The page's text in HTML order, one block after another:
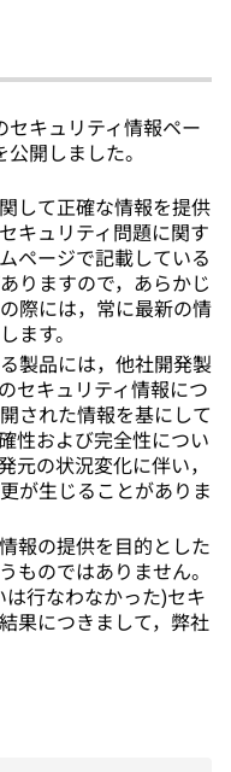
開
セキュリティ情報ペー
公開しました。
して正確な情報を提供
キュリティ問題に関す
ページで記載している
りますので，あらかじ
際には，常に最新の情
ます。
製品には，他社開発製
セキュリティ情報につ
された情報を基にして
性および完全性につい
元の状況変化に伴い，
が生じることがありま
報の提供を目的とした
ものではありません。
行なわなかった)セキ
果につきまして，弊社